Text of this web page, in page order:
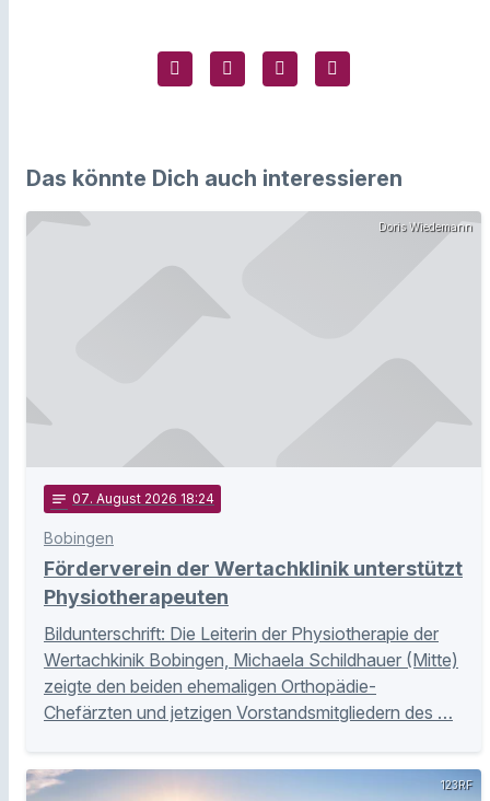
Das könnte Dich auch interessieren
Doris Wiedemann
notes 07. August 2026 18:24
Bobingen
Förderverein der Wertachklinik unterstützt
Physiotherapeuten
Bildunterschrift: Die Leiterin der Physiotherapie der
Wertachkinik Bobingen, Michaela Schildhauer (Mitte)
zeigte den beiden ehemaligen Orthopädie-
Chefärzten und jetzigen Vorstandsmitgliedern des …
123RF